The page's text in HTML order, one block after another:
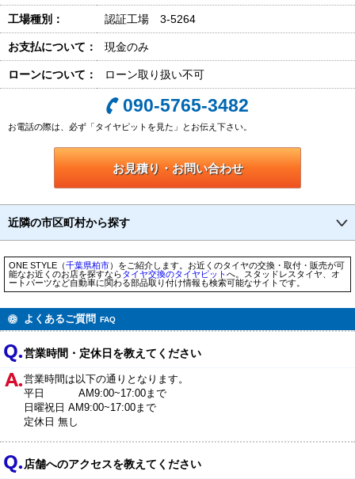
工場種別： 認証工場 3-5264
お支払について： 現金のみ
ローンについて： ローン取り扱い不可
090-5765-3482
お電話の際は、必ず「タイヤピットを見た」とお伝え下さい。
お見積り・お問い合わせ
近隣の市区町村から探す
ONE STYLE（千葉県柏市）をご紹介します。お近くのタイヤの交換・取付・販売が可
能なお近くのお店を探すならタイヤ交換のタイヤピットへ。スタッドレスタイヤ、オ
ートパーツなど自動車に関わる部品取り付け情報も検索可能なサイトです。
よくあるご質問 FAQ
営業時間・定休日を教えてください
営業時間は以下の通りとなります。
平日 AM9:00~17:00まで
日曜祝日 AM9:00~17:00まで
定休日 無し
店舗へのアクセスを教えてください